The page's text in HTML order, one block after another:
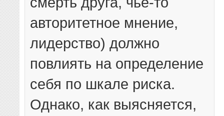
авторитетное мнение,
лидерство) должно
повлиять на определение
себя по шкале риска.
Однако, как выясняется,